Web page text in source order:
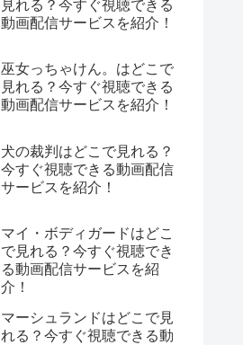
見れる？今すぐ視聴できる
動画配信サービスを紹介！
巫女っちゃけん。はどこで
見れる？今すぐ視聴できる
動画配信サービスを紹介！
犬の裁判はどこで見れる？
今すぐ視聴できる動画配信
サービスを紹介！
マイ・ボディガードはどこ
で見れる？今すぐ視聴でき
る動画配信サービスを紹
介！
マーシュランドはどこで見
れる？今すぐ視聴できる動